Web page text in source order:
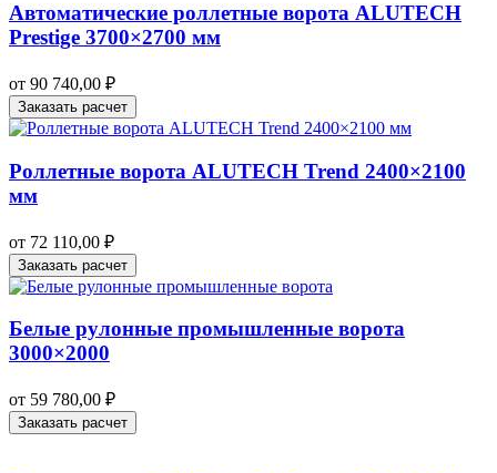
Автоматические роллетные ворота ALUTECH
Prestige 3700×2700 мм
от 90 740,00 ₽
Заказать расчет
Роллетные ворота ALUTECH Trend 2400×2100
мм
от 72 110,00 ₽
Заказать расчет
Белые рулонные промышленные ворота
3000×2000
от 59 780,00 ₽
Заказать расчет